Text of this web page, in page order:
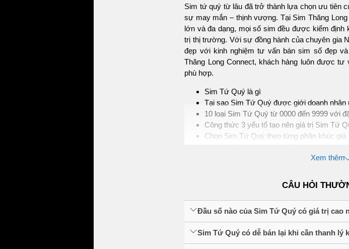
Sim tứ quý từ lâu đã trở thành lựa chọn ưu tiên
sự may mắn – thịnh vượng. Tại Sim Thăng
lớn và đa dạng, mọi số sim đều được kiểm định
trị thị trường. Với sự đồng hành của chuyên gia
đẹp với kinh nghiệm tư vấn bán sim số đẹp
Thăng Long Connect, khách hàng luôn được
phù hợp.
Sim Tứ Quý là gì
Tại sao Sim Tứ Quý được giới doanh nhân
10 loại Sim Tứ Quý từ 0000 đến 9999 với
Công thức 3 yếu tố tạo nên giá trị Sim Tứ
Chọn Sim Tứ Quý theo từng phân khúc giá
là dòng sim có cấu trúc đuôi AAAA
thành biểu tượng của sự vững chãi và thường
Xem thêm
CÂU HỎI
Đầu số nào của Sim Tứ Quý có giá trị cao
Sim Tứ Quý có dễ bán lại khi cần thanh lý